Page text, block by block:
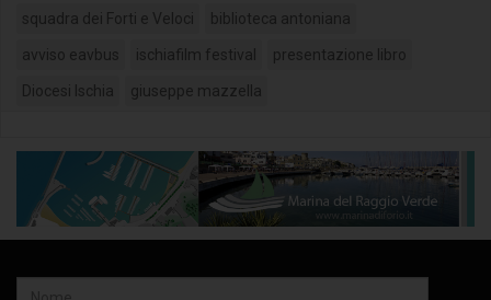
squadra dei Forti e Veloci biblioteca antoniana
avviso eavbus ischiafilm festival presentazione libro
Diocesi Ischia giuseppe mazzella